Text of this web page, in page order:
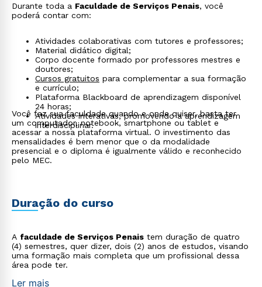
Durante toda a Faculdade de Serviços Penais, você
poderá contar com:
Atividades colaborativas com tutores e professores;
Material didático digital;
Corpo docente formado por professores mestres e
doutores;
Cursos gratuitos para complementar a sua formação
e currículo;
Plataforma Blackboard de aprendizagem disponível
24 horas;
Atividades interativas, promovendo a aprendizagem
interdisciplinar.
Você faz sua faculdade quando e onde quiser, basta ter
um computador, notebook, smartphone ou tablet e
acessar a nossa plataforma virtual. O investimento das
mensalidades é bem menor que o da modalidade
presencial e o diploma é igualmente válido e reconhecido
pelo MEC.
Duração do curso
A faculdade de Serviços Penais tem duração de quatro
(4) semestres, quer dizer, dois (2) anos de estudos, visando
uma formação mais completa que um profissional dessa
área pode ter.
Ler mais